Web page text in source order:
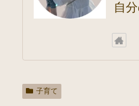
自
子育て